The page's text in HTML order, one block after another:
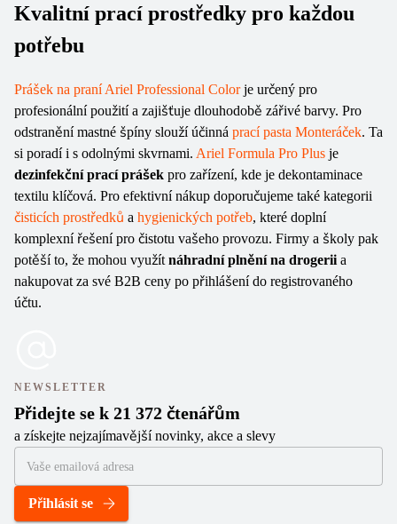
Kvalitní prací prostředky pro každou
potřebu
Prášek na praní Ariel Professional Colorje určený pro
profesionální použití a zajišťuje dlouhodobě zářivé barvy. Pro
odstranění mastné špíny slouží účinná prací pasta Monteráček. Ta
si poradí i s odolnými skvrnami. Ariel Formula Pro Plus je
dezinfekční prací prášek pro zařízení, kde je dekontaminace
textilu klíčová. Pro efektivní nákup doporučujeme také kategorii
čisticích prostředků a hygienických potřeb, které doplní
komplexní řešení pro čistotu vašeho provozu. Firmy a školy pak
potěší to, že mohou využít náhradní plnění na drogerii a
nakupovat za své B2B ceny po přihlášení do registrovaného
účtu.
NEWSLETTER
Přidejte se k 21 372 čtenářům
a získejte nejzajímavější novinky, akce a slevy
Přihlásit se